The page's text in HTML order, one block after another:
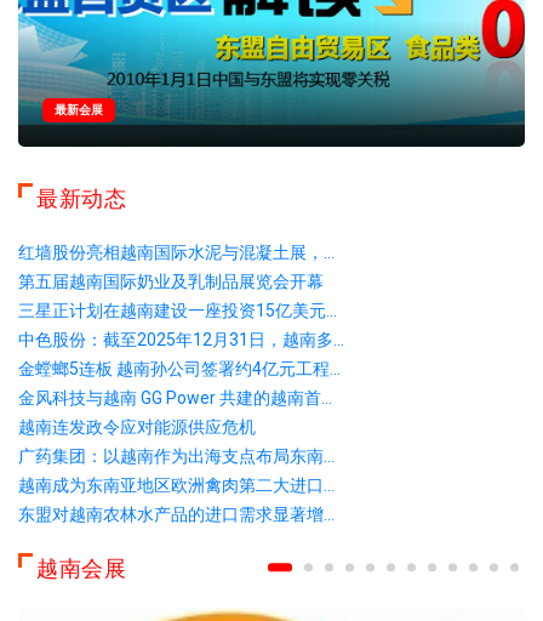
最新会展
最新动态
红墙股份亮相越南国际水泥与混凝土展，...
第五届越南国际奶业及乳制品展览会开幕
三星正计划在越南建设一座投资15亿美元...
中色股份：截至2025年12月31日，越南多...
金螳螂5连板 越南孙公司签署约4亿元工程...
金风科技与越南 GG Power 共建的越南首...
越南连发政令应对能源供应危机
广药集团：以越南作为出海支点布局东南...
越南成为东南亚地区欧洲禽肉第二大进口...
东盟对越南农林水产品的进口需求显著增...
越南会展